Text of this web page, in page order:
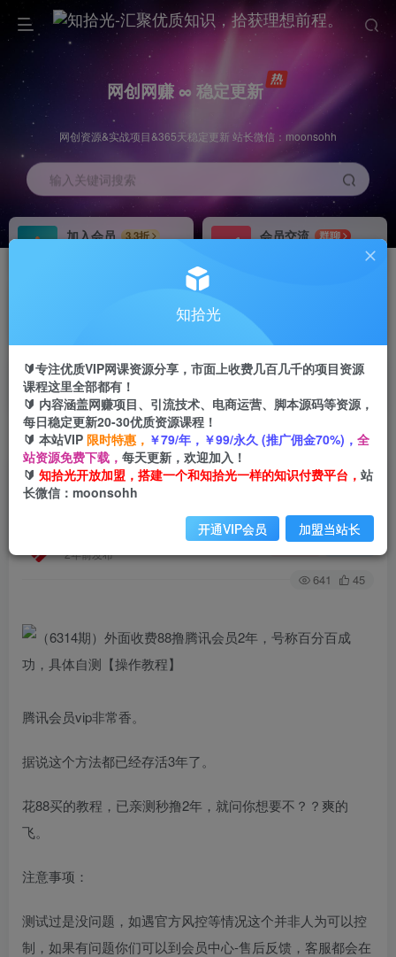
网创网赚 ∞ 稳定更新
网创资源&实战项目&365天稳定更新 站长微信：moonsohh
输入关键词搜索
加入会员
3.3折
会员交流
群聊
首页 创业课程 会员专属 正文
（6314期）外面收费88撸腾讯会员2年，号称百分
百成功，具体自测【操作教程】
2年前发布
关注 私信
641 45
腾讯会员vip非常香。
据说这个方法都已经存活3年了。
花88买的教程，已亲测秒撸2年，就问你想要不？？爽的
飞。
注意事项：
测试过是没问题，如遇官方风控等情况这个并非人为可以控
制，如果有问题你们可以到会员中心-售后反馈，客服都会在
知拾光
🔰专注优质VIP网课资源分享，市面上收费几百几千的项目资源
课程这里全部都有！
🔰 内容涵盖网赚项目、引流技术、电商运营、脚本源码等资源，
每日稳定更新20-30优质资源课程！
🔰 本站VIP 限时特惠， ￥79/年，￥99/永久 (推广佣金70%)， 全
站资源免费下载， 每天更新，欢迎加入！
🔰 知拾光开放加盟，搭建一个和知拾光一样的知识付费平台， 站
长微信：moonsohh
开通VIP会员 加盟当站长